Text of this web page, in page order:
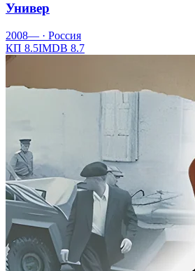
Универ
2008— · Россия
КП 8.5IMDB 8.7